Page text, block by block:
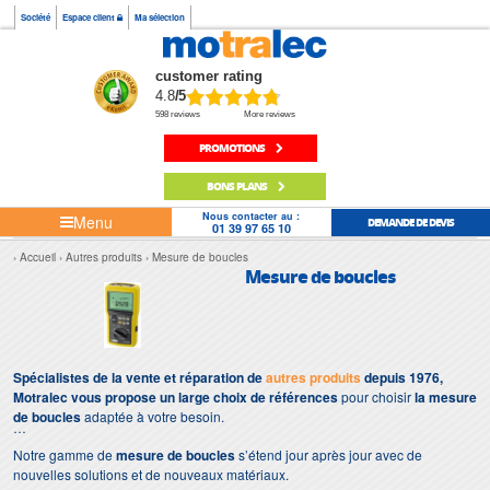
Société Espace client Ma sélection
customer rating
4.8/5
598 reviews More reviews
PROMOTIONS
BONS PLANS
Menu Nous contacter au :
01 39 97 65 10 DEMANDE DE DEVIS
Accueil Autres produits Mesure de boucles
Mesure de boucles
Spécialistes de la vente et réparation deautres produits depuis 1976,
Motralec vous propose un large choix de référencespour choisirla mesure
de bouclesadaptée à votre besoin.
Notre gamme demesure de boucless’étend jour après jour avec de
nouvelles solutions et de nouveaux matériaux.